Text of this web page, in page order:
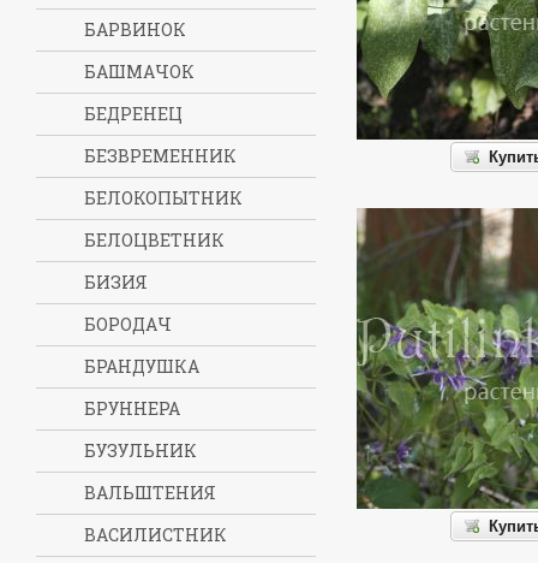
БАРВИНОК
БАШМАЧОК
БЕДРЕНЕЦ
БЕЗВРЕМЕННИК
БЕЛОКОПЫТНИК
БЕЛОЦВЕТНИК
БИЗИЯ
БОРОДАЧ
БРАНДУШКА
БРУННЕРА
БУЗУЛЬНИК
ВАЛЬШТЕНИЯ
ВАСИЛИСТНИК